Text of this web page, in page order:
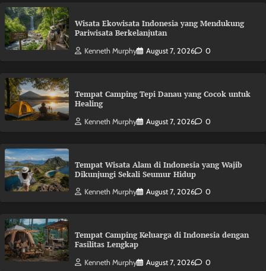
Wisata Ekowisata Indonesia yang Mendukung
Pariwisata Berkelanjutan
Kenneth Murphy August 7, 2026 0
Tempat Camping Tepi Danau yang Cocok untuk
Healing
Kenneth Murphy August 7, 2026 0
Tempat Wisata Alam di Indonesia yang Wajib
Dikunjungi Sekali Seumur Hidup
Kenneth Murphy August 7, 2026 0
Tempat Camping Keluarga di Indonesia dengan
Fasilitas Lengkap
Kenneth Murphy August 7, 2026 0